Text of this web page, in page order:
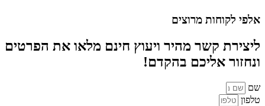
אלפי לקוחות מרוצים
ליצירת קשר מהיר ויעוץ חינם מלאו את הפרטים
ונחזור אליכם בהקדם!
שם
טלפון